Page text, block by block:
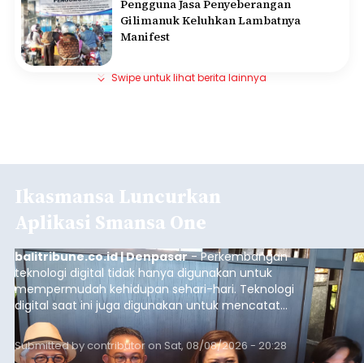
Pengguna Jasa Penyeberangan
Gilimanuk Keluhkan Lambatnya
Manifest
Swipe untuk lihat berita lainnya
Ikasmansa Luncurkan
Aplikasi Smansa One
balitribune.co.id | Denpasar- Perkembangan
teknologi digital tidak hanya digunakan untuk
mempermudah kehidupan sehari-hari. Teknologi
digital saat ini juga digunakan untuk mencatat
dan mengelola data base alumni dari suatu
sekolah, salah satunya adalah alumni SMA 1
Denpasar.
Submitted bycontributoronSat, 08/08/2026 - 20:28